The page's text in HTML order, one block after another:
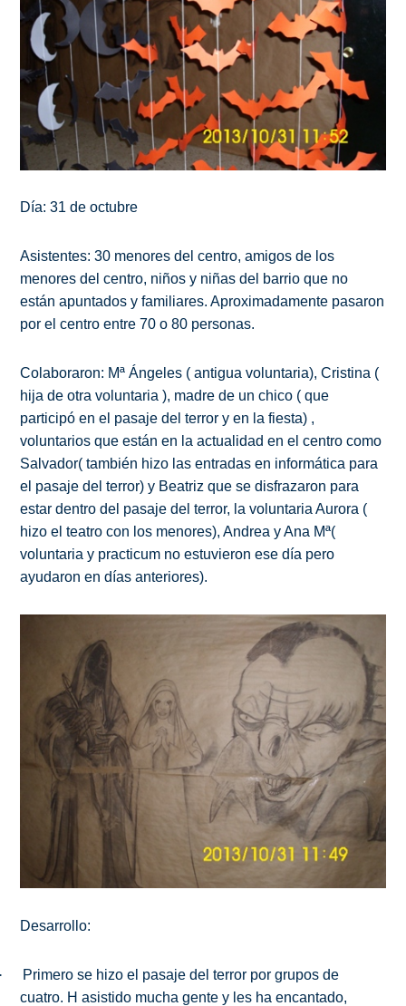
Día: 31 de octubre
Asistentes: 30 menores del centro, amigos de los
menores del centro, niños y niñas del barrio que no
están apuntados y familiares. Aproximadamente pasaron
por el centro entre 70 o 80 personas.
Colaboraron: Mª Ángeles ( antigua voluntaria), Cristina (
hija de otra voluntaria ), madre de un chico ( que
participó en el pasaje del terror y en la fiesta) ,
voluntarios que están en la actualidad en el centro como
Salvador( también hizo las entradas en informática para
el pasaje del terror) y Beatriz que se disfrazaron para
estar dentro del pasaje del terror, la voluntaria Aurora (
hizo el teatro con los menores), Andrea y Ana Mª(
voluntaria y practicum no estuvieron ese día pero
ayudaron en días anteriores).
Desarrollo:
Primero se hizo el pasaje del terror por grupos de
cuatro. H asistido mucha gente y les ha encantado,